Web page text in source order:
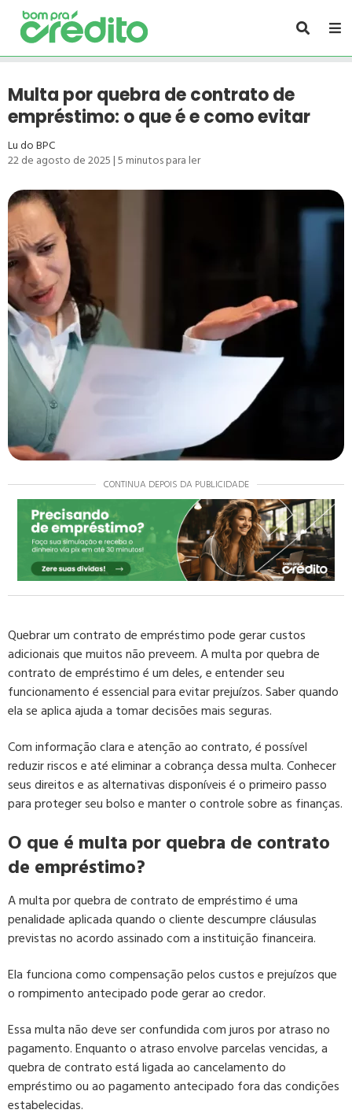
Multa por quebra de contrato de
empréstimo: o que é e como evitar
Lu do BPC
22 de agosto de 2025|5minutos para ler
CONTINUA DEPOIS DA PUBLICIDADE
Quebrar um contrato de empréstimo pode gerar custos
adicionais que muitos não preveem. A multa por quebra de
contrato de empréstimo é um deles, e entender seu
funcionamento é essencial para evitar prejuízos. Saber quando
ela se aplica ajuda a tomar decisões mais seguras.
Com informação clara e atenção ao contrato, é possível
reduzir riscos e até eliminar a cobrança dessa multa. Conhecer
seus direitos e as alternativas disponíveis é o primeiro passo
para proteger seu bolso e manter o controle sobre as finanças.
O que é multa por quebra de contrato
de empréstimo?
A multa por quebra de contrato de empréstimo é uma
penalidade aplicada quando o cliente descumpre cláusulas
previstas no acordo assinado com a instituição financeira.
Ela funciona como compensação pelos custos e prejuízos que
o rompimento antecipado pode gerar ao credor.
Essa multa não deve ser confundida com juros por atraso no
pagamento. Enquanto o atraso envolve parcelas vencidas, a
quebra de contrato está ligada ao cancelamento do
empréstimo ou ao pagamento antecipado fora das condições
estabelecidas.